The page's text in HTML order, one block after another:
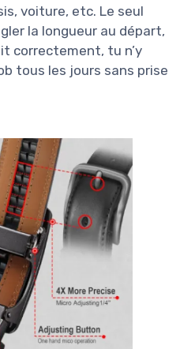
voiture, etc. Le seul
la longueur au départ,
correctement, tu n’y
tous les jours sans prise